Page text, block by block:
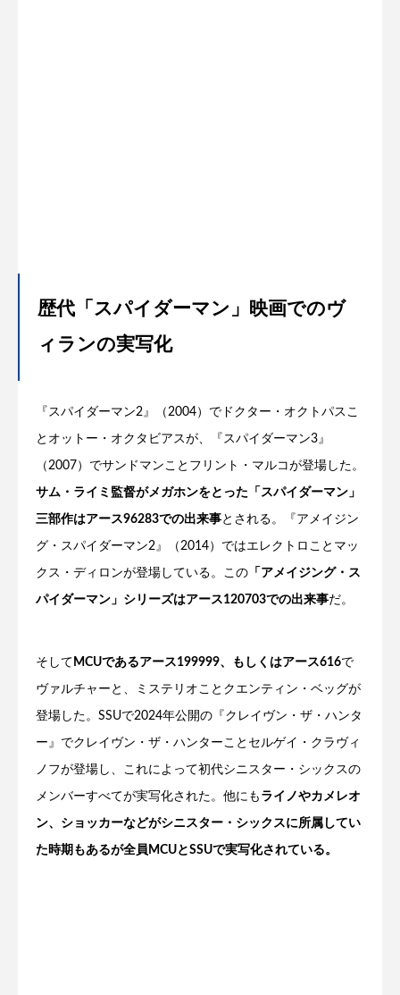
歴代「スパイダーマン」映画でのヴ
ィランの実写化
『スパイダーマン2』（2004）でドクター・オクトパスこ
とオットー・オクタビアスが、『スパイダーマン3』
（2007）でサンドマンことフリント・マルコが登場した。
サム・ライミ監督がメガホンをとった「スパイダーマン」
三部作はアース96283での出来事とされる。『アメイジン
グ・スパイダーマン2』（2014）ではエレクトロことマッ
クス・ディロンが登場している。この 「アメイジング・ス
パイダーマン」シリーズはアース120703での出来事だ。
そして MCUであるアース199999、もしくはアース616で
ヴァルチャーと、ミステリオことクエンティン・ベッグが
登場した。SSUで2024年公開の『クレイヴン・ザ・ハンタ
ー』でクレイヴン・ザ・ハンターことセルゲイ・クラヴィ
ノフが登場し、これによって初代シニスター・シックスの
メンバーすべてが実写化された。他にも ライノやカメレオ
ン、ショッカーなどがシニスター・シックスに所属してい
た時期もあるが全員MCUとSSUで実写化されている。